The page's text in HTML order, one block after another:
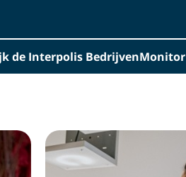
de Interpolis BedrijvenMonitor